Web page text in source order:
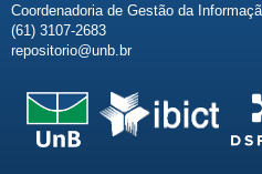
Coordenadoria de Gestão da
(61) 3107-2683
repositorio@unb.br